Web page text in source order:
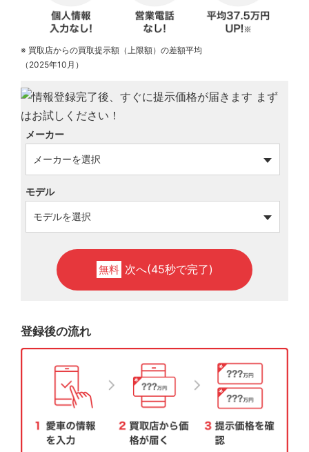
※ 買取店からの買取提示額（上限額）の差額平均
（2025年10月）
メーカー
モデル
無料 次へ(45秒で完了)
登録後の流れ